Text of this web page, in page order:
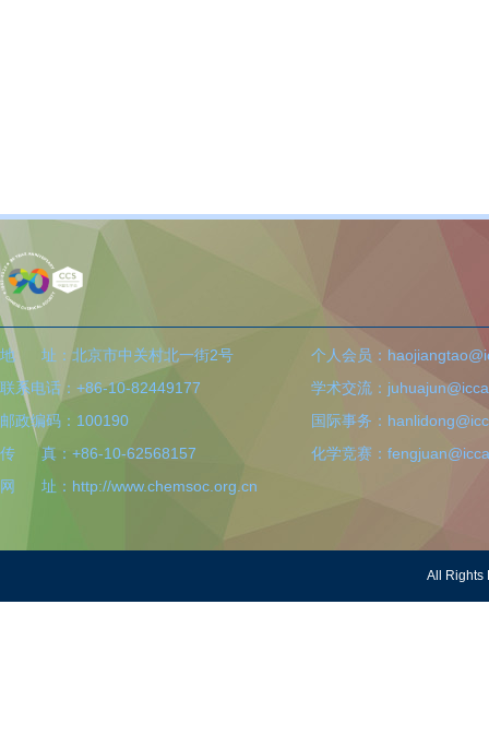
地 址：北京市中关村北一街2号
联系电话：+86-10-82449177
邮政编码：100190
传 真：+86-10-62568157
网 址：http://www.chemsoc.org.cn
个人会员：
学术交流：
国际事务：
化学竞赛：
All Rights